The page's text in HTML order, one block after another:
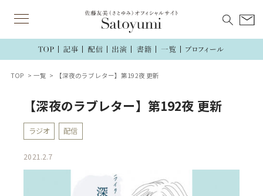
TOP 一覧 【深夜のラブレター】第192夜 更新
【深夜のラブレター】第192夜 更新
ラジオ 配信
2021.2.7